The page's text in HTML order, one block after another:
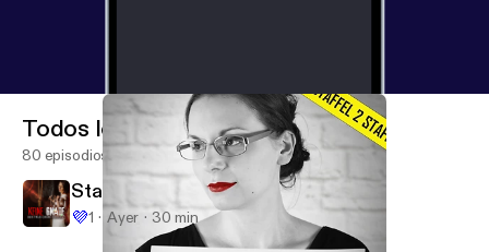
Todos los episodios
80 episodios
Staffel 3, Episode 7: Frauke Liebs
💜1 Ayer 30 min